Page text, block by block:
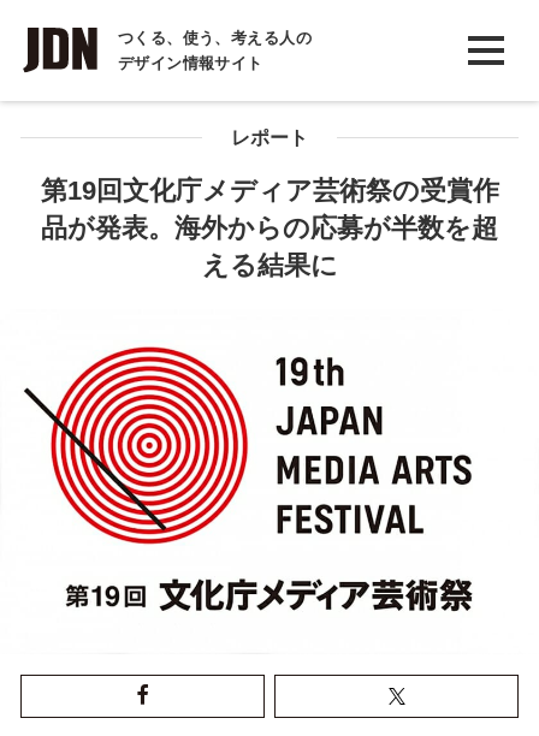
つくる、使う、考える人の
デザイン情報サイト
INTERVIEW
インタビュー
REPORT
COLUMN
レポート
第19回文化庁メディア芸術祭の受賞作
品が発表。海外からの応募が半数を超
える結果に